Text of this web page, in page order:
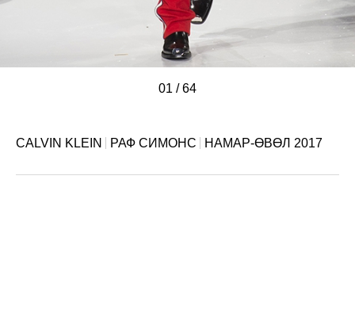
01 / 64
/////////
//////////////////////////////////////////////////////
CALVIN KLEIN РАФ СИМОНС НАМАР-ӨВӨЛ 2017